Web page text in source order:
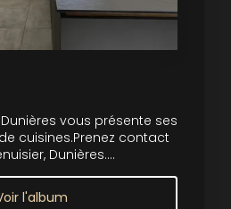
vous présente ses
cuisines.Prenez contact
Dunières....
l'album